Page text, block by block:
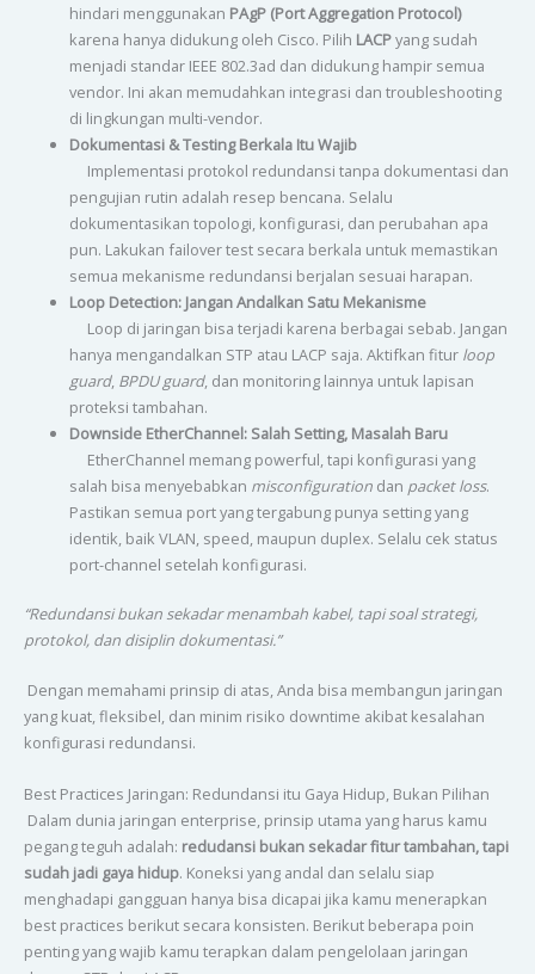
hindari menggunakan PAgP (Port Aggregation Protocol)
karena hanya didukung oleh Cisco. Pilih LACPyang sudah
menjadi standar IEEE 802.3ad dan didukung hampir semua
vendor. Ini akan memudahkan integrasi dan troubleshooting
di lingkungan multi-vendor.
Dokumentasi & Testing Berkala Itu Wajib
Implementasi protokol redundansi tanpa dokumentasi dan
pengujian rutin adalah resep bencana. Selalu
dokumentasikan topologi, konfigurasi, dan perubahan apa
pun. Lakukan failover test secara berkala untuk memastikan
semua mekanisme redundansi berjalan sesuai harapan.
Loop Detection: Jangan Andalkan Satu Mekanisme
Loop di jaringan bisa terjadi karena berbagai sebab. Jangan
hanya mengandalkan STP atau LACP saja. Aktifkan fitur loop
guard, BPDU guard, dan monitoring lainnya untuk lapisan
proteksi tambahan.
Downside EtherChannel: Salah Setting, Masalah Baru
EtherChannel memang powerful, tapi konfigurasi yang
salah bisa menyebabkan misconfigurationdan packet loss.
Pastikan semua port yang tergabung punya setting yang
identik, baik VLAN, speed, maupun duplex. Selalu cek status
port-channel setelah konfigurasi.
“Redundansi bukan sekadar menambah kabel, tapi soal strategi,
protokol, dan disiplin dokumentasi.”
Dengan memahami prinsip di atas, Anda bisa membangun jaringan
yang kuat, fleksibel, dan minim risiko downtime akibat kesalahan
konfigurasi redundansi.
Best Practices Jaringan: Redundansi itu Gaya Hidup, Bukan Pilihan
Dalam dunia jaringan enterprise, prinsip utama yang harus kamu
pegang teguh adalah: redudansi bukan sekadar fitur tambahan, tapi
sudah jadi gaya hidup. Koneksi yang andal dan selalu siap
menghadapi gangguan hanya bisa dicapai jika kamu menerapkan
best practices berikut secara konsisten. Berikut beberapa poin
penting yang wajib kamu terapkan dalam pengelolaan jaringan